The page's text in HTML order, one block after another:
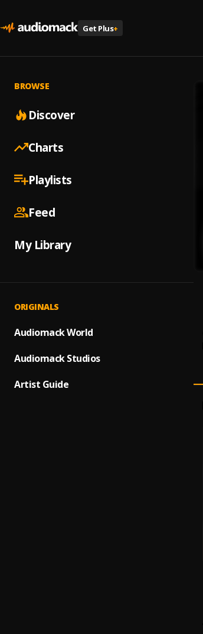
Get Plus+
BROWSE
Discover
Charts
Playlists
Feed
My Library
ORIGINALS
Audiomack World
Audiomack Studios
Artist Guide